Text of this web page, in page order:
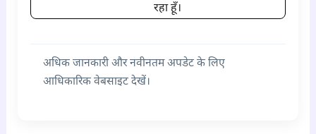
रहा हूँ।
अधिक जानकारी और नवीनतम अपडेट के लिए
आधिकारिक वेबसाइट देखें।